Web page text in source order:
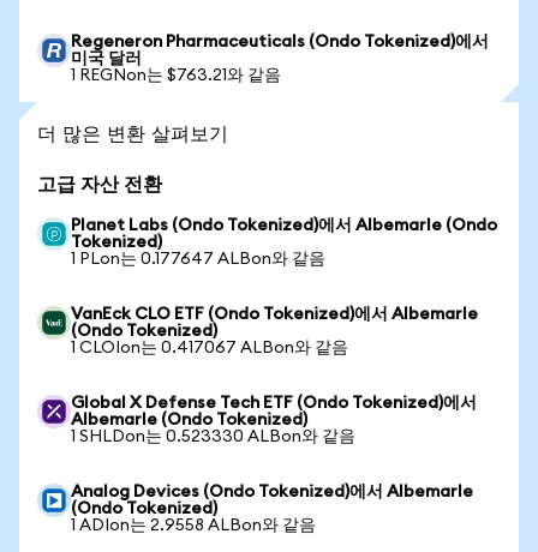
Regeneron Pharmaceuticals (Ondo Tokenized)에서
미국 달러
1 REGNon는 $763.21와 같음
더 많은 변환 살펴보기
고급 자산 전환
Planet Labs (Ondo Tokenized)에서 Albemarle (Ondo
Tokenized)
1 PLon는 0.177647 ALBon와 같음
VanEck CLO ETF (Ondo Tokenized)에서 Albemarle
(Ondo Tokenized)
1 CLOIon는 0.417067 ALBon와 같음
Global X Defense Tech ETF (Ondo Tokenized)에서
Albemarle (Ondo Tokenized)
1 SHLDon는 0.523330 ALBon와 같음
Analog Devices (Ondo Tokenized)에서 Albemarle
(Ondo Tokenized)
1 ADIon는 2.9558 ALBon와 같음